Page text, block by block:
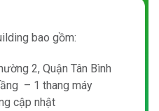
bao gồm:
2, Quận Tân Bình
– 1 thang máy
cập nhật